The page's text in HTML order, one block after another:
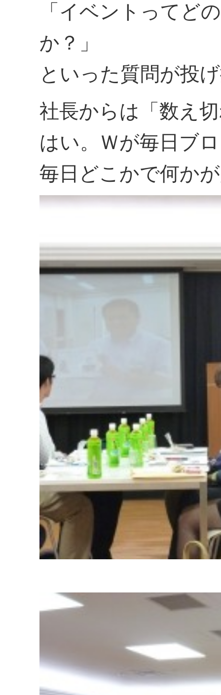
「イベントってど
か？」
といった質問が投
社長からは「数え
はい。Ｗが毎日ブ
毎日どこかで何か